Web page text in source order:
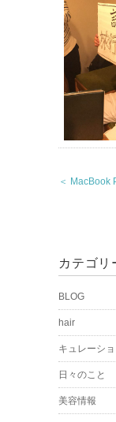
＜ MacBook
カテゴリ
BLOG
hair
キュレーシ
日々のこと
美容情報